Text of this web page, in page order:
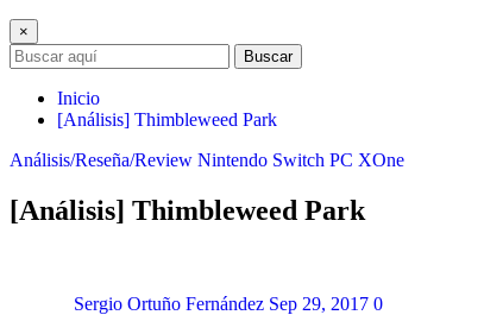
×
Buscar
Inicio
[Análisis] Thimbleweed Park
Análisis/Reseña/Review Nintendo Switch PC XOne
[Análisis] Thimbleweed Park
Sergio Ortuño Fernández Sep 29, 2017 0